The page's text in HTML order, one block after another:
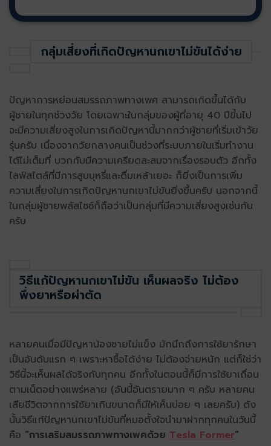
กลุ่มเสี่ยงที่เกิดปัญหานกเขาไม่ขันได้ง่าย
ปัญหาการหย่อนสมรรถภาพทางเพศ สามารถเกิดขึ้นได้กับ
ผู้ชายในทุกช่วงวัย โดยเฉพาะในกลุ่มของผู้ที่อายุ 40 ปีขึ้นไป
จะมีความเสี่ยงสูงในการเกิดปัญหานี้มากกว่าผู้ชายที่เริ่มเข้าวัย
รุ่นครับ เนื่องจากวัยกลางคนเป็นช่วงที่ระบบภายในเริ่มทำงาน
ได้ไม่เต็มที่ บวกกับมีความเครียดสะสมจากเรื่องรอบตัว อีกทั้ง
ไลฟ์สไตล์ที่มีการสูบบุหรี่และดื่มเหล้าเยอะ ก็ยิ่งเป็นการเพิ่ม
ความเสี่ยงในการเกิดปัญหานกเขาไม่ขันยิ่งขึ้นครับ นอกจากนี้
ในกลุ่มผู้ชายพลัสไซซ์ก็ถือว่าเป็นกลุ่มที่มีความเสี่ยงสูงเช่นกัน
ครับ
วิธีแก้ปัญหานกเขาไม่ขัน เห็นผลจริง ไม่ต้อง
พึ่งยาหรือผ่าตัด
หลายคนเมื่อมีปัญหาน้องชายไม่แข็ง มักนึกถึงการใช้ยารักษา
เป็นอันดับแรก ๆ เพราะหาซื้อได้ง่าย ไม่ต้องจ่ายหนัก แต่ก็ใช่ว่า
วิธีนี้จะเห็นผลได้จริงกับทุกคน อีกทั้งในตอนนี้ก็มีการใช้ยาเถื่อน
ตามเน็ตอย่างแพร่หลาย (อันนี้อันตรายมาก ๆ ครับ หลายคน
เสียชีวิตจากการใช้ยาเกินขนาดก็มีให้เห็นบ่อย ๆ เลยครับ) ดัง
นั้นวิธีแก้ปัญหานกเขาไม่ขันที่หมอตั้งใจนำมาฝากทุกคนในวันนี้
คือ “การเสริมสมรรถภาพทางเพศด้วย Tesla Former”